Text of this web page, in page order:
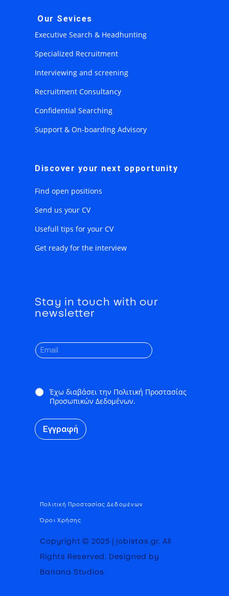
Our Sevices
Executive Search & Headhunting
Specialized Recruitment
Interviewing and screening
Recruitment Consultancy
Confidential Searching
Support & On-boarding Advisory
Discover your next opportunity
Find open positions
Send us your CV
Usefull tips for your CV
Get ready for the interview
Stay in touch with our
newsletter
Έχω διαβάσει την Πολιτική Προστασίας
Προσωπικών Δεδομένων.
Εγγραφή
Πολιτική Προστασίας Δεδομένων
Όροι Χρήσης
Copyright © 2025 | jobistas.gr. All
Rights Reserved. Designed by
Banana Studios